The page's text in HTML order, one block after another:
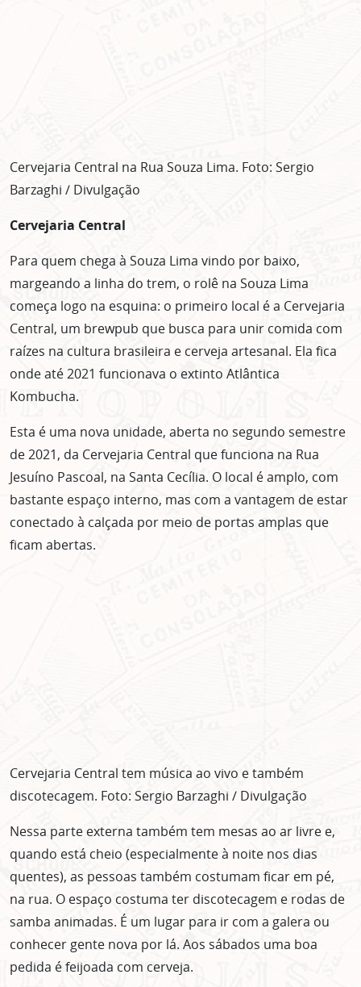
Cervejaria Central na Rua Souza Lima. Foto: Sergio
Barzaghi / Divulgação
Cervejaria Central
Para quem chega à Souza Lima vindo por baixo,
margeando a linha do trem, o rolê na Souza Lima
começa logo na esquina: o primeiro local é a Cervejaria
Central, um brewpub que busca para unir comida com
raízes na cultura brasileira e cerveja artesanal. Ela fica
onde até 2021 funcionava o extinto Atlântica
Kombucha.
Esta é uma nova unidade, aberta no segundo semestre
de 2021, da Cervejaria Central que funciona na Rua
Jesuíno Pascoal, na Santa Cecília. O local é amplo, com
bastante espaço interno, mas com a vantagem de estar
conectado à calçada por meio de portas amplas que
ficam abertas.
Cervejaria Central tem música ao vivo e também
discotecagem. Foto: Sergio Barzaghi / Divulgação
Nessa parte externa também tem mesas ao ar livre e,
quando está cheio (especialmente à noite nos dias
quentes), as pessoas também costumam ficar em pé,
na rua. O espaço costuma ter discotecagem e rodas de
samba animadas. É um lugar para ir com a galera ou
conhecer gente nova por lá. Aos sábados uma boa
pedida é feijoada com cerveja.